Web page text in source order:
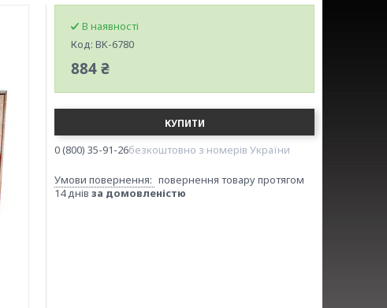
В наявності
Код: BK-6780
884 ₴
КУПИТИ
0 (800) 35-91-26безкоштовно з номерів України
повернення товару протягом
14 днів за домовленістю